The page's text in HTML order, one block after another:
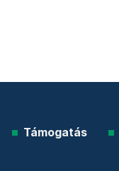
Támogatás